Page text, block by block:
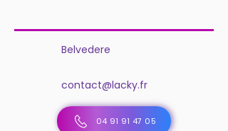
Belvedere
contact@lacky.fr
04 91 91 47 05